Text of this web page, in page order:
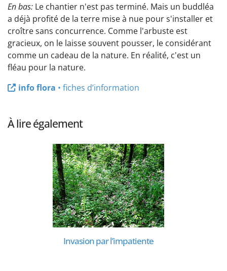
En bas: Le chantier n'est pas terminé. Mais un buddléa
a déjà profité de la terre mise à nue pour s'installer et
croître sans concurrence. Comme l'arbuste est
gracieux, on le laisse souvent pousser, le considérant
comme un cadeau de la nature. En réalité, c'est un
fléau pour la nature.
info flora • fiches d’information
À lire également
Invasion par l’impatiente